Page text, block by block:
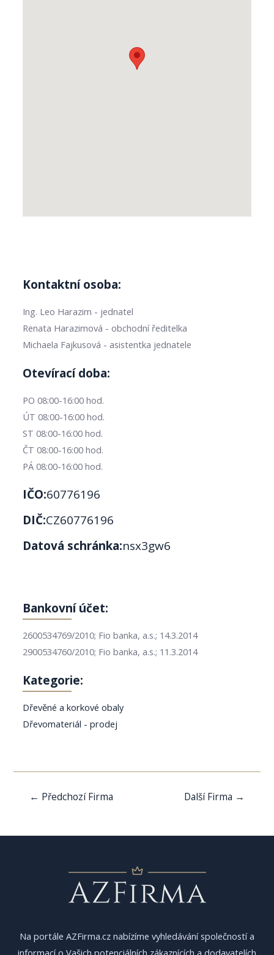
Kontaktní osoba:
Ing. Leo Harazim - jednatel
Renata Harazimová - obchodní ředitelka
Michaela Fajkusová - asistentka jednatele
Otevírací doba:
PO 08:00-16:00 hod.
ÚT 08:00-16:00 hod.
ST 08:00-16:00 hod.
ČT 08:00-16:00 hod.
PÁ 08:00-16:00 hod.
IČO:60776196
DIČ:CZ60776196
Datová schránka:nsx3gw6
Bankovní účet:
2600534769/2010; Fio banka, a.s.; 14.3.2014
2900534760/2010; Fio banka, a.s.; 11.3.2014
Kategorie:
Dřevěné a korkové obaly
Dřevomateriál - prodej
Navigace
← Předchozí Firma Další Firma →
Na portále AZFirma.cz nabízíme vyhledávání společností a
informací o Vašich potenciálních zákaznících a dodavatelích